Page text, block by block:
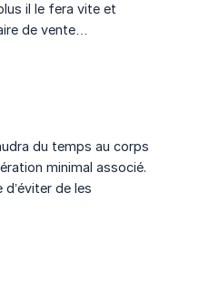
il le fera vite et
de vente…
du temps au corps
minimal associé.
de les